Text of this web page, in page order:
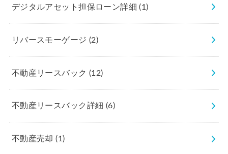
デジタルアセット担保ローン詳細(1)
リバースモーゲージ (2)
不動産リースバック (12)
不動産リースバック詳細 (6)
不動産売却(1)